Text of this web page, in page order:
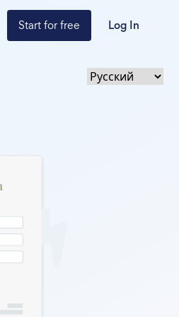
Start for free Log In